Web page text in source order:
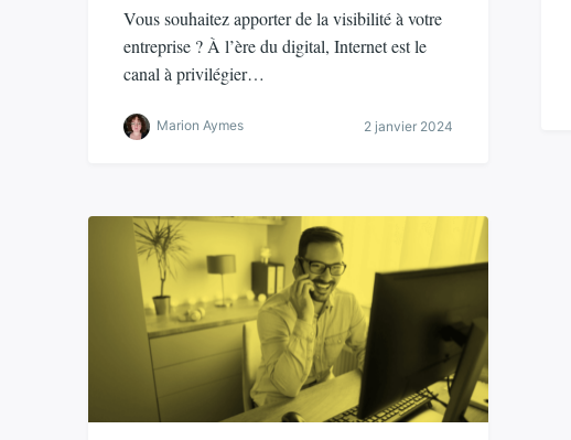
Vous souhaitez apporter de la visibilité à votre
entreprise ? À l’ère du digital, Internet est le
canal à privilégier…
Marion Aymes 2 janvier 2024